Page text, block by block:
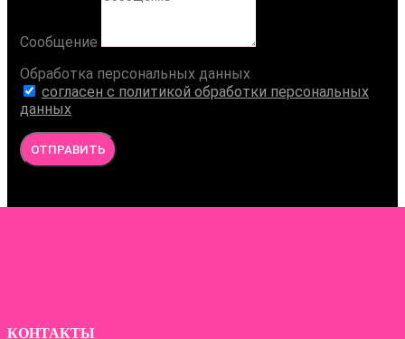
Сообщение
Обработка персональных данных
согласен с политикой обработки персональных
данных
ОТПРАВИТЬ
КОНТАКТЫ